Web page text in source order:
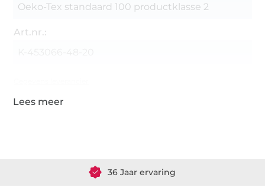
Oeko-Tex standaard 100 productklasse 2
Art.nr.:
36 Jaar ervaring